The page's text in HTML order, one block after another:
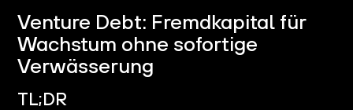
Venture Debt: Fremdkapital für
Wachstum ohne sofortige
Verwässerung
TL;DR